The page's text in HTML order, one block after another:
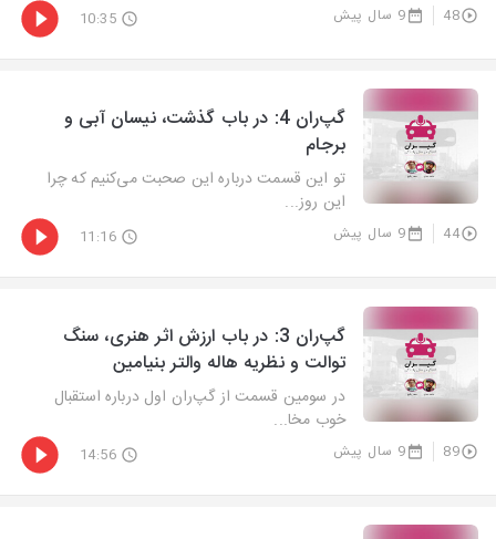
48 9 سال پیش 10:35
گپ‌ران 4: در باب گذشت، نیسان آبی و
برجام
تو این قسمت درباره این صحبت می‌کنیم که چرا
این روز...
44 9 سال پیش 11:16
گپ‌ران 3: در باب ارزش اثر هنری، سنگ
توالت و نظریه هاله والتر بنیامین
در سومین قسمت از گپ‌ران اول درباره استقبال
خوب مخا...
89 9 سال پیش 14:56